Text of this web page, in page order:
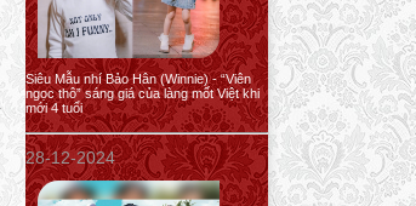
Siêu Mẫu nhí Bảo Hân (Winnie) - “Viên
ngọc thô” sáng giá của làng mốt Việt khi
mới 4 tuổi
28-12-2024